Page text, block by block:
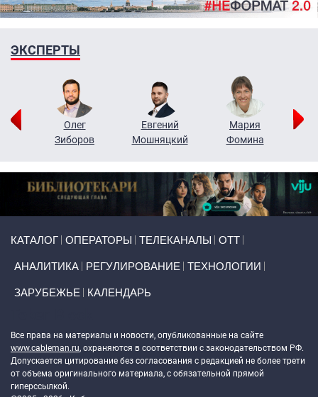
ЭКСПЕРТЫ
Олег
Зиборов
Евгений
Мошняцкий
Мария
Фомина
КАТАЛОГ ОПЕРАТОРЫ ТЕЛЕКАНАЛЫ ОТТ
АНАЛИТИКА РЕГУЛИРОВАНИЕ ТЕХНОЛОГИИ
ЗАРУБЕЖЬЕ КАЛЕНДАРЬ
Все права на материалы и новости, опубликованные на сайте
www.cableman.ru, охраняются в соответствии с законодательством РФ.
Допускается цитирование без согласования с редакцией не более трети
от объема оригинального материала, с обязательной прямой
гиперссылкой.